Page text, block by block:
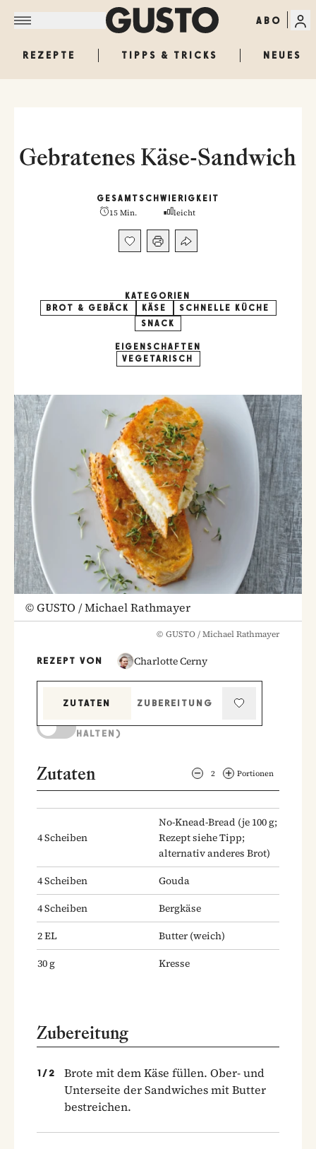
ABO
REZEPTE TIPPS & TRICKS NEUES
Gebratenes Käse-Sandwich
GESAMT
15 Min.
SCHWIERIGKEIT
leicht
KATEGORIEN
BROT & GEBÄCK
KÄSE
SCHNELLE KÜCHE
SNACK
EIGENSCHAFTEN
VEGETARISCH
©GUSTO / Michael Rathmayer
© GUSTO / Michael Rathmayer
REZEPT VON Charlotte Cerny
ZUTATEN
ZUBEREITUNG
HALTEN)
Zutaten 2 Portionen
4Scheiben
No-Knead-Bread (je 100 g;
Rezept siehe Tipp;
alternativ anderes Brot)
4Scheiben
Gouda
4Scheiben
Bergkäse
2EL Butter (weich)
30g Kresse
Zubereitung
1 / 2
Brote mit dem Käse füllen. Ober- und
Unterseite der Sandwiches mit Butter
bestreichen.